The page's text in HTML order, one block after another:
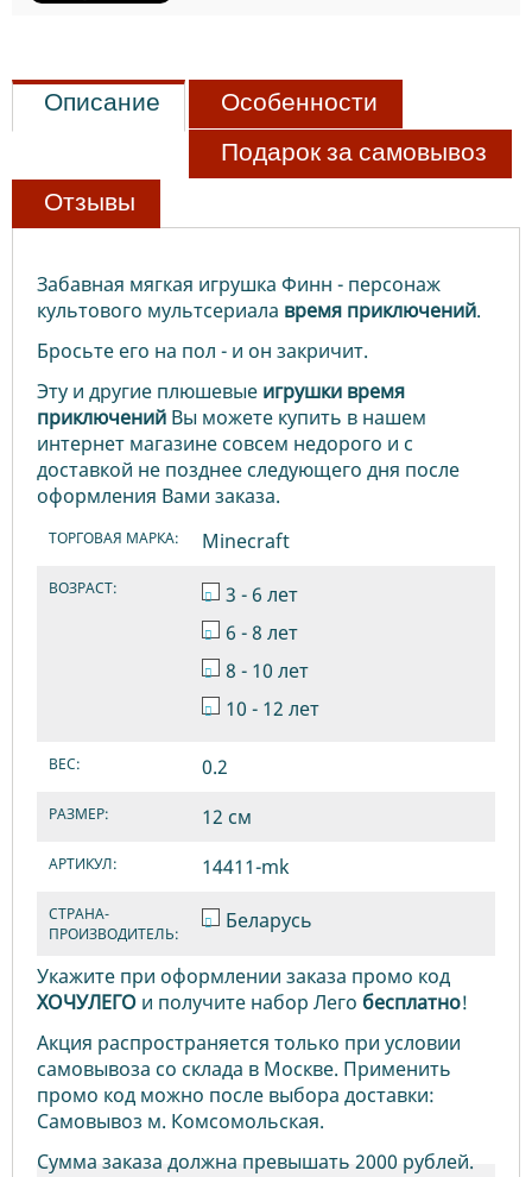
Описание
Особенности
Подарок за самовывоз
Отзывы
Забавная мягкая игрушка Финн - персонаж
культового мультсериала время приключений.
Бросьте его на пол - и он закричит.
Эту и другие плюшевые игрушки время
приключений Вы можете купить в нашем
интернет магазине совсем недорого и с
доставкой не позднее следующего дня после
оформления Вами заказа.
ТОРГОВАЯ МАРКА: Minecraft
ВОЗРАСТ:
3 - 6 лет
6 - 8 лет
8 - 10 лет
10 - 12 лет
ВЕС: 0.2
РАЗМЕР: 12 см
АРТИКУЛ: 14411-mk
СТРАНА-
ПРОИЗВОДИТЕЛЬ:
Беларусь
Укажите при оформлении заказа промо код
ХОЧУЛЕГО и получите набор Лего бесплатно!
Акция распространяется только при условии
самовывоза со склада в Москве. Применить
промо код можно после выбора доставки:
Самовывоз м. Комсомольская.
Сумма заказа должна превышать 2000 рублей.